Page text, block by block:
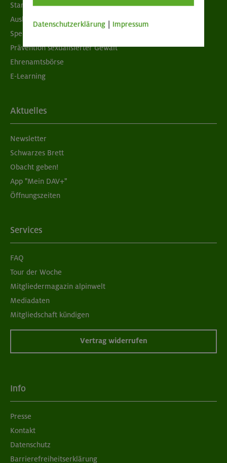
Standorte
Ausbildung & Jobs
Spenden
Prävention sexualisierter Gewalt
Ehrenamtsbörse
E-Learning
Aktuelles
Newsletter
Schwarzes Brett
Obacht geben!
App "Mein DAV+"
Öffnungszeiten
Services
FAQ
Tour der Woche
Mitgliedermagazin alpinwelt
Mediadaten
Mitgliedschaft kündigen
Vertrag widerrufen
Info
Presse
Kontakt
Datenschutz
Barrierefreiheitserklärung
Datenschutzerklärung Impressum